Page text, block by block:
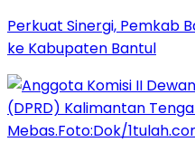
Perkuat Sinergi, Pemkab
ke Kabupaten Bantul